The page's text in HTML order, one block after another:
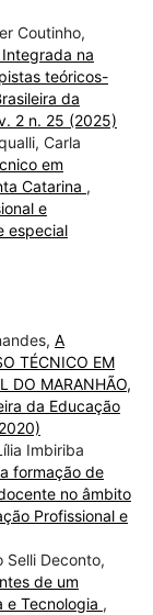
Coutinho,
na
teóricos-
da
2 n. 25 (2025)
Carla
em
Catarina ,
e
especial
A
TÉCNICO EM
DO MARANHÃO,
da Educação
Imbiriba
formação de
no âmbito
Profissional e
Selli Deconto,
de um
e Tecnologia ,